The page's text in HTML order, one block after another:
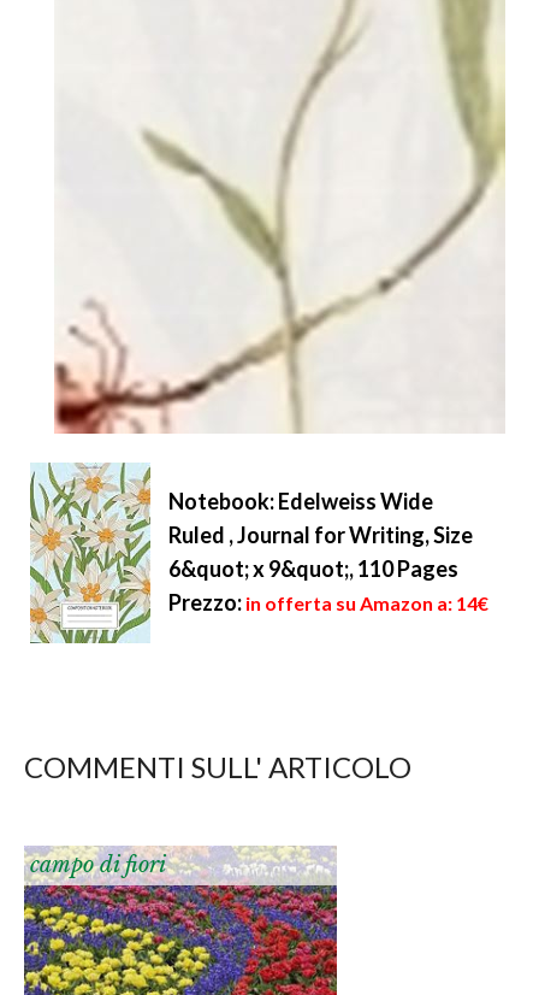
Notebook: Edelweiss Wide
Ruled , Journal for Writing, Size
6&quot; x 9&quot;, 110 Pages
Prezzo: in offerta su Amazon a: 14€
COMMENTI SULL' ARTICOLO
campo di fiori